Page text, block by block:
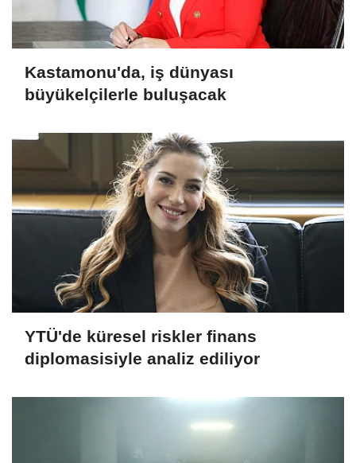
Kastamonu'da, iş dünyası
büyükelçilerle buluşacak
YTÜ'de küresel riskler finans
diplomasisiyle analiz ediliyor